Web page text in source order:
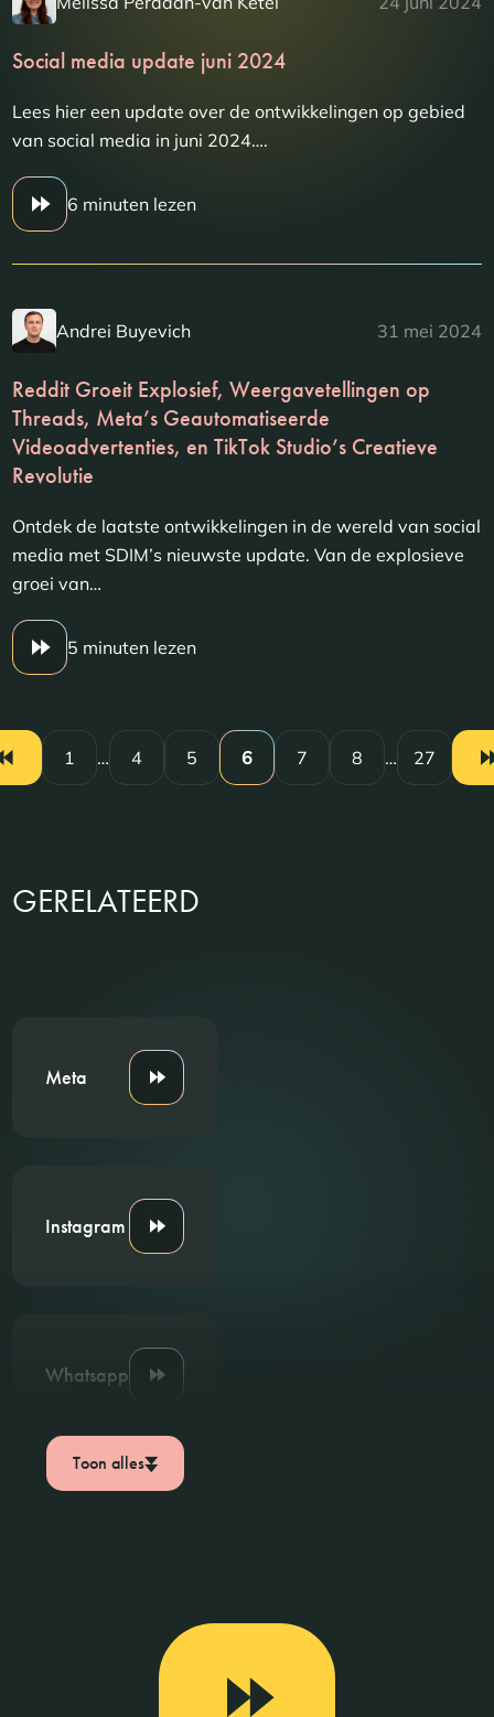
Social media update juni 2024
Lees hier een update over de ontwikkelingen op gebied
van social media in juni 2024….
6 minuten lezen
Andrei Buyevich 31 mei 2024
Reddit Groeit Explosief, Weergavetellingen op
Threads, Meta’s Geautomatiseerde
Videoadvertenties, en TikTok Studio’s Creatieve
Revolutie
Ontdek de laatste ontwikkelingen in de wereld van social
media met SDIM’s nieuwste update. Van de explosieve
groei van…
5 minuten lezen
1 … 4 5 6 7 8 … 27
GERELATEERD
Meta
Instagram
Whatsapp
Toon alles